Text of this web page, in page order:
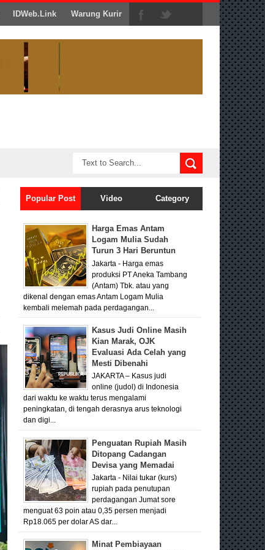
IDWeb.Link Warung Kurir
Popular Post Video Category
Harga Emas Antam
Logam Mulia Sudah
Turun 3 Hari Beruntun
Jakarta - Harga emas
produksi PT Aneka Tambang
(Antam) Tbk. atau yang
dikenal dengan emas Antam Logam Mulia
kembali melemah pada perdagangan...
Kasus Judi Online Masih
Kian Marak, OJK
Evaluasi Ada Celah yang
Mesti Dibenahi
JAKARTA – Kasus judi
online (judol) di Indonesia
dari waktu ke waktu terus mengalami
peningkatan, di tengah derasnya arus teknologi
dan digi...
Penguatan Rupiah Masih
Ditopang Cadangan
Devisa yang Memadai
Jakarta - Nilai tukar (kurs)
rupiah pada penutupan
perdagangan Jumat sore
menguat 63 poin atau 0,35 persen menjadi
Rp18.065 per dolar AS dar...
Minat Pembiayaan